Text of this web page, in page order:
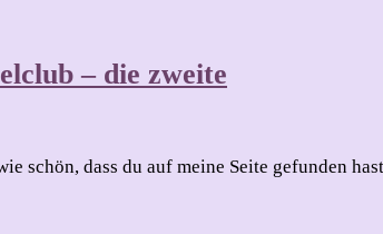
– die zweite
schön, dass du auf meine Seite gefunden